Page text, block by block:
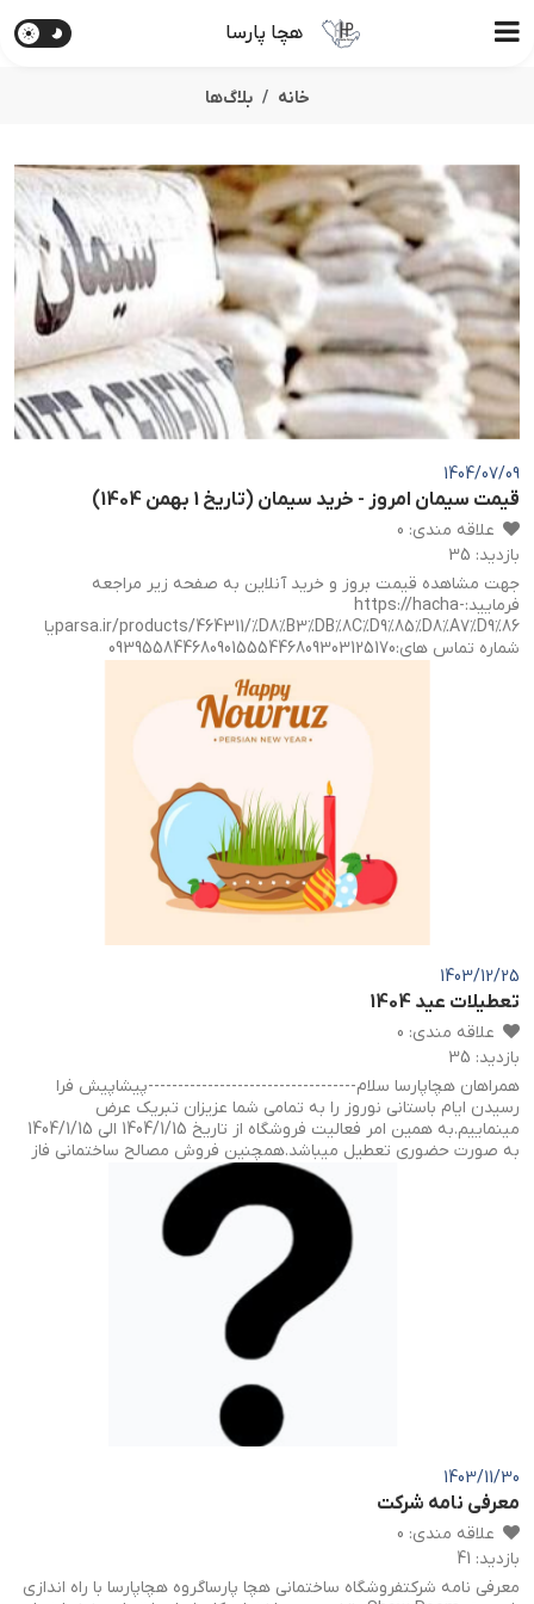
هچا پارسا
خانه بلاگ‌ها
1404/07/09
قیمت سیمان امروز - خرید سیمان (تاریخ 1 بهمن 1404)
علاقه مندی:
0
بازدید:
35
جهت مشاهده قیمت بروز و خرید آنلاین به صفحه زیر مراجعه
فرمایید:https://hacha-
parsa.ir/products/464311/%D8%B3%DB%8C%D9%85%D8%A7%D9%86یا
شماره تماس های:093955844680901555446809303125170
1403/12/25
تعطیلات عید 1404
علاقه مندی:
0
بازدید:
35
همراهان هچاپارسا سلام-----------------------------------پیشاپیش فرا
رسیدن ایام باستانی نوروز را به تمامی شما عزیزان تبریک عرض
مینماییم.به همین امر فعالیت فروشگاه از تاریخ 1404/1/15 الی 1404/1/15
به صورت حضوری تعطیل میباشد.همچنین فروش مصالح ساختمانی فاز
مقدور میباشدمحصولات دکوراسیون داخلی فاز 2(ترمو،ماربل،و...) از تاریخ
1403/11/30
معرفی نامه شرکت
علاقه مندی:
0
بازدید:
41
معرفی نامه شرکتفروشگاه ساختمانی هچا پارساگروه هچاپارسا با راه اندازی